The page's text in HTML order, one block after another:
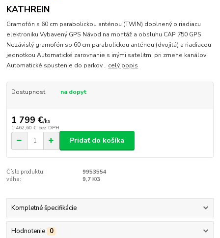
KATHREIN
Gramofón s 60 cm parabolickou anténou (TWIN) doplnený o riadiacu
elektroniku Vybavený GPS Návod na montáž a obsluhu CAP 750 GPS
Nezávislý gramofón so 60 cm parabolickou anténou (dvojitá) a riadiacou
jednotkou Automatické zarovnanie s inými satelitmi pri zmene kanálov
Automatické spustenie do parkov... celý popis
Dostupnosť na dopyt
1 799 €/ks
1 462,60 € bez DPH
Pridať do košíka
Číslo produktu:
9953554
váha:
9,7 KG
Kompletné špecifikácie
Hodnotenie 0